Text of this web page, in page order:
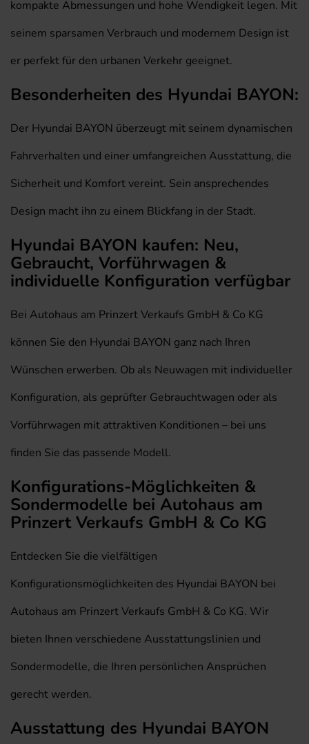
kompakte Abmessungen und hohe Wendigkeit legen. Mit
seinem sparsamen Verbrauch und modernem Design ist
er perfekt für den urbanen Verkehr geeignet.
Besonderheiten des Hyundai BAYON:
Der Hyundai BAYON überzeugt mit seinem dynamischen
Fahrverhalten und einer umfangreichen Ausstattung, die
Sicherheit und Komfort vereint. Sein ansprechendes
Design macht ihn zu einem Blickfang in der Stadt.
Hyundai BAYON kaufen: Neu,
Gebraucht, Vorführwagen &
individuelle Konfiguration verfügbar
Bei Autohaus am Prinzert Verkaufs GmbH & Co KG
können Sie den Hyundai BAYON ganz nach Ihren
Wünschen erwerben. Ob als Neuwagen mit individueller
Konfiguration, als geprüfter Gebrauchtwagen oder als
Vorführwagen mit attraktiven Konditionen – bei uns
finden Sie das passende Modell.
Konfigurations-Möglichkeiten &
Sondermodelle bei Autohaus am
Prinzert Verkaufs GmbH & Co KG
Entdecken Sie die vielfältigen
Konfigurationsmöglichkeiten des Hyundai BAYON bei
Autohaus am Prinzert Verkaufs GmbH & Co KG. Wir
bieten Ihnen verschiedene Ausstattungslinien und
Sondermodelle, die Ihren persönlichen Ansprüchen
gerecht werden.
Ausstattung des Hyundai BAYON